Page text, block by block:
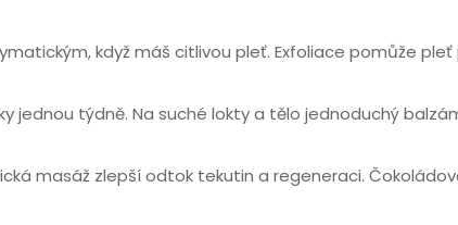
když máš citlivou pleť. Exfoliace pomůže
jednou týdně. Na suché lokty a tělo jednoduchý
masáž zlepší odtok tekutin a regeneraci.